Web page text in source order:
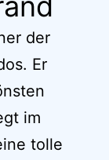
der
Er
im
tolle